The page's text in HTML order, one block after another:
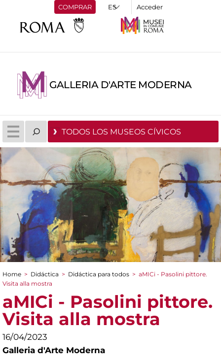
COMPRAR Acceder
GALLERIA D'ARTE MODERNA
TODOS LOS MUSEOS CÍVICOS
You are here
Home > Didáctica > Didáctica para todos > aMICi - Pasolini pittore.
Visita alla mostra
aMICi - Pasolini pittore.
Visita alla mostra
16/04/2023
Galleria d'Arte Moderna